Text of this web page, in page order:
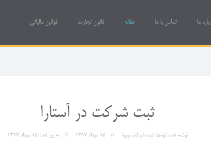
ما تماس با ما مقاله قانون تجارت قوانین مالیاتی
ثبت شرکت در آستارا
نوشته شده توسطثبت شرکت ویونا 15 مرداد 1397 به روز شده 15 مرداد 1397